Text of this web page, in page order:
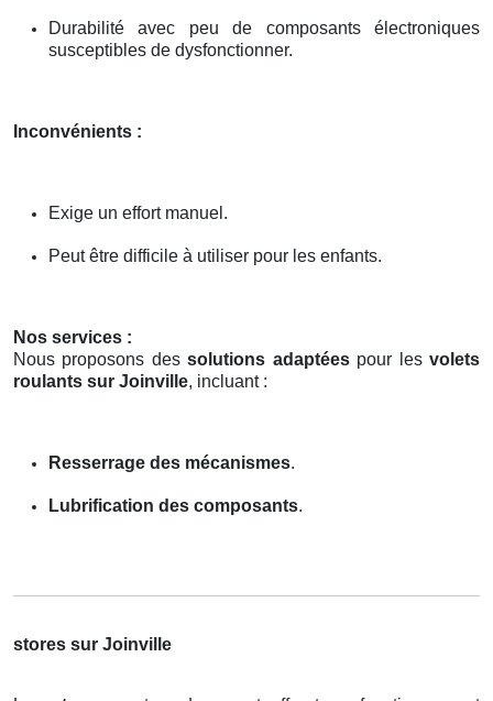
Durabilité avec peu de composants électroniques
susceptibles de dysfonctionner.
Inconvénients :
Exige un effort manuel.
Peut être difficile à utiliser pour les enfants.
Nos services :
Nous proposons dessolutions adaptéespour lesvolets
roulants sur Joinville, incluant :
Resserrage des mécanismes.
Lubrification des composants.
stores sur Joinville